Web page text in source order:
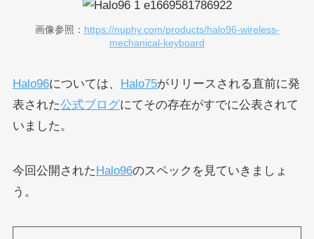
画像参照： https://nuphy.com/products/halo96-wireless-
mechanical-keyboard
Halo96については、 Halo75がリリースされる直前に発
表された公式ブログにてその存在がすでに公表されて
いました。
今回公開されたHalo96のスペックを見ていきましょ
う。